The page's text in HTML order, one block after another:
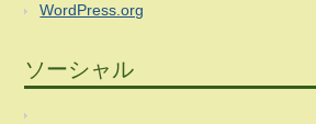
WordPress.org
ソーシャル